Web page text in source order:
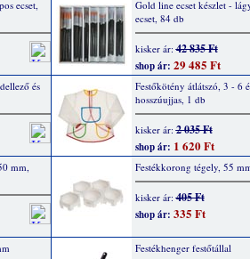
ecset,
Gold line ecset készlet -
ecset, 84 db
kisker ár:42 835 Ft
shop ár: 29 485 Ft
és
Festőkötény átlátszó, 3 - 6
hosszúujjas, 1 db
kisker ár:2 035 Ft
shop ár: 1 620 Ft
mm,
Festékkorong tégely, 55
kisker ár:405 Ft
shop ár: 335 Ft
Festékhenger festőtállal